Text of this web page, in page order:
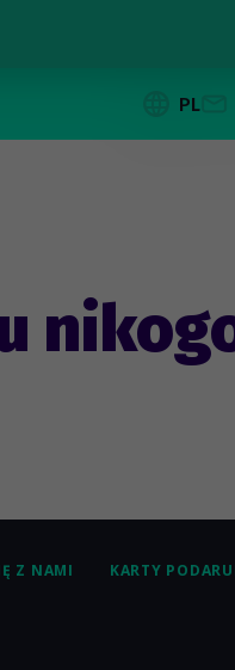
PL
Z NAMI KARTY